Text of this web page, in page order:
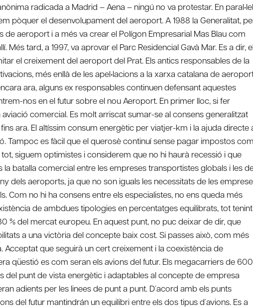
radicada a Madrid – Aena – ningú no va protestar. En paral•lel
pòquer el desenvolupament del aeroport. A 1988 la Generalitat,
de aeroport i a més va crear el Polígon Empresarial Mas Blau com
tard, a 1997, va aprovar el Parc Residencial Gavà Mar. Es a dir,
el creixement del aeroport del Prat. Els antics responsables de la
més enllà de les apel•lacions a la xarxa catalana de
ara, alguns ex responsables continuen defensant aquestes
nos en el futur sobre el nou Aeroport. En primer lloc, si fer
comercial. Es molt arriscat sumar-se al consens generalitzat
ara. El altíssim consum energètic per viatjer-km i la ajuda directe
Tampoc es fàcil que el querosè continuí sense pagar impostos com
siguem optimistes i considerem que no hi haurà recessió i que
batalla comercial entre les empreses transportistes globals i les
dels aeroports, ja que no son iguals les necessitats de les
Com no hi ha consens entre els especialistes, no ens queda més
de ambdues tipologies en percentatges equilibrats, tot tenint
% del mercat europeu. En aquest punt, no puc deixar de dir, que
a una victòria del concepte baix cost. Si passes això, com més
que seguirà un cert creixement i la coexistència de
qüestió es com seran els avions del futur. Els megacarriers de
punt de vista energètic i adaptables al concepte de empresa
adients per les linees de punt a punt. D´acord amb els punts
del futur mantindrán un equilibri entre els dos tipus d´avions. Es a